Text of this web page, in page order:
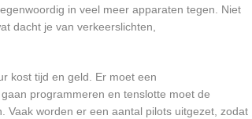
in veel meer apparaten tegen. Niet
dacht je van verkeerslichten,
kost tijd en geld. Er moet een
programmeren en tenslotte moet de
worden er een aantal pilots uitgezet, zodat